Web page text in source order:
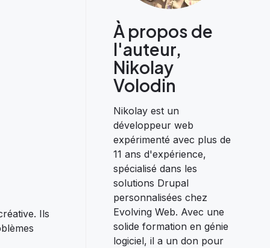
Ils
À propos de
l'auteur,
Nikolay
Volodin
Nikolay est un
développeur web
expérimenté avec plus de
11 ans d'expérience,
spécialisé dans les
solutions Drupal
personnalisées chez
Evolving Web. Avec une
solide formation en génie
logiciel, il a un don pour